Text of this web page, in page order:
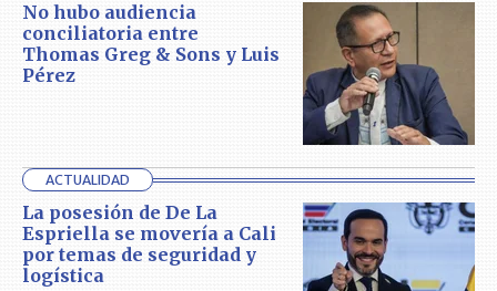
No hubo audiencia
conciliatoria entre
Thomas Greg & Sons y Luis
Pérez
ACTUALIDAD
La posesión de De La
Espriella se movería a Cali
por temas de seguridad y
logística